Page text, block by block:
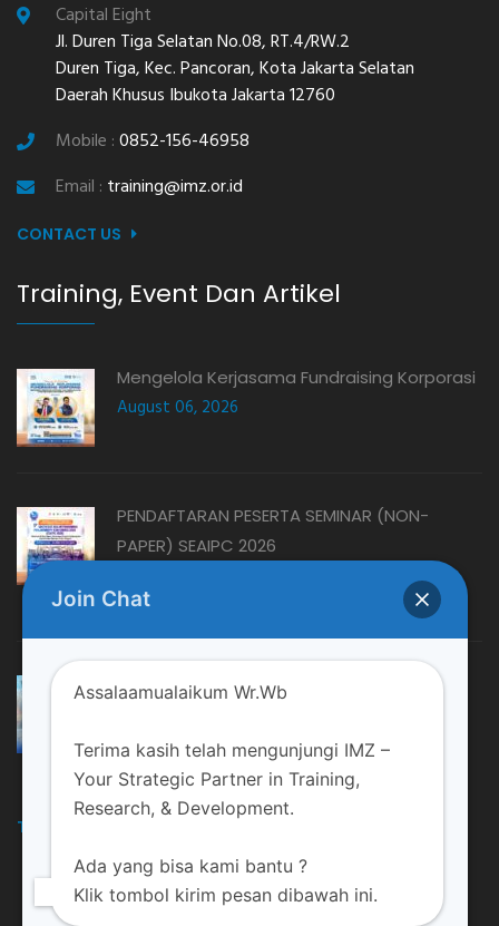
Capital Eight
Jl. Duren Tiga Selatan No.08, RT.4/RW.2
Duren Tiga, Kec. Pancoran, Kota Jakarta Selatan
Daerah Khusus Ibukota Jakarta 12760
Mobile :0852-156-46958
Email : training@imz.or.id
CONTACT US
Training, Event Dan Artikel
Mengelola Kerjasama Fundraising Korporasi
August 06, 2026
PENDAFTARAN PESERTA SEMINAR (NON-
PAPER) SEAIPC 2026
MENYOAL STATUS AMIL ZAKAT: MUSTAHIK
August 06, 2026
TRAINING DAN EVENT LAINNYA
Join Chat
Assalaamualaikum Wr.Wb
Terima kasih telah mengunjungi IMZ –
Your Strategic Partner in Training,
Research, & Development.
Ada yang bisa kami bantu ?
Klik tombol kirim pesan dibawah ini.